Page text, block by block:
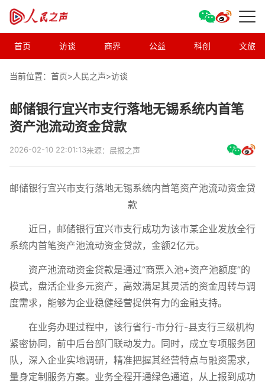
首页 访谈 商界 公益 科创 文旅
当前位置：首页>人民之声>访谈
邮储银行宜兴市支行落地无锡系统内首笔
资产池流动资金贷款
2026-02-10 22:01:13来源：晨报之声
邮储银行宜兴市支行落地无锡系统内首笔资产池流动资金贷
款
近日，邮储银行宜兴市支行成功为该市某企业发放全行
系统内首笔资产池流动资金贷款，金额2亿元。
资产池流动资金贷款是通过“商票入池+资产池额度”的
模式，盘活企业多元资产，高效满足其灵活的资金周转与调
度需求，能够为企业稳健经营提供有力的金融支持。
在业务办理过程中，该行省行-市分行-县支行三级机构
紧密协同，前中后台部门联动发力。同时，成立专项服务团
队，深入企业实地调研，精准把握其经营特点与融资需求，
量身定制服务方案。业务全程开通绿色通道，从上报到成功